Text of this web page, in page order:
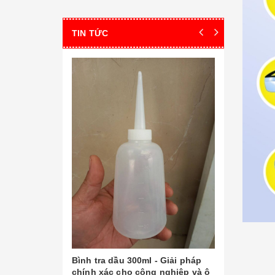
TIN TỨC
Bình tra dầu 300ml - Giải pháp
chính xác cho công nghiệp và ô
Giới
Hồ Văn
Là một
dụng khá
cấu trúc vi
hiển vi
sóng điện